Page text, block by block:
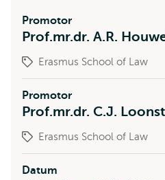
Promotor
Prof.mr.dr. A.R.
Erasmus School of Law
Promotor
Prof.mr.dr. C.J.
Erasmus School of Law
Datum